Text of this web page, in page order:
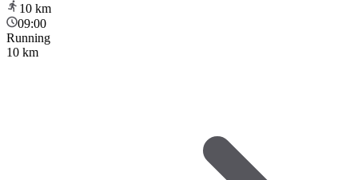
10 km
09:00
Running
10 km